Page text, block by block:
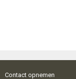
Contact opnemen